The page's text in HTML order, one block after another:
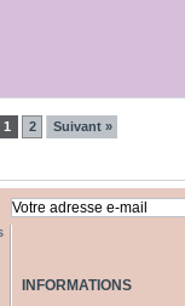
1 2 Suivant »
INFORMATIONS